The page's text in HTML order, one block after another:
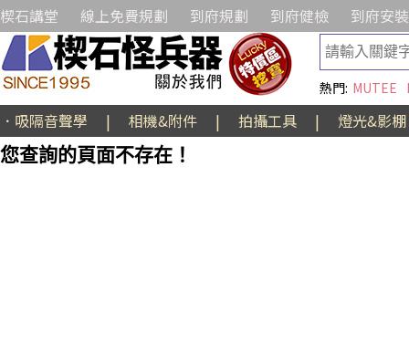
楔石講堂 線上免費規劃 到府規劃 到府健檢 到府安裝
熱門: MUTEE
．吸隔音聲學 | 相機&附件 | 拍攝工具 |
燈光&影棚
您查詢的頁面不存在！